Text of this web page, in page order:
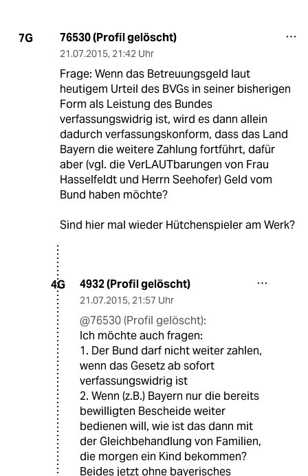
7G 76530 (Profil gelöscht)
21.07.2015, 21:42 Uhr
Frage: Wenn das Betreuungsgeld laut
heutigem Urteil des BVGs in seiner bisherigen
Form als Leistung des Bundes
verfassungswidrig ist, wird es dann allein
dadurch verfassungskonform, dass das Land
Bayern die weitere Zahlung fortführt, dafür
aber (vgl. die VerLAUTbarungen von Frau
Hasselfeldt und Herrn Seehofer) Geld vom
Bund haben möchte?
Sind hier mal wieder Hütchenspieler am Werk?
4G 4932 (Profil gelöscht)
21.07.2015, 21:57 Uhr
@76530 (Profil gelöscht):
Ich möchte auch fragen:
1. Der Bund darf nicht weiter zahlen,
wenn das Gesetz ab sofort
verfassungswidrig ist
2. Wenn (z.B.) Bayern nur die bereits
bewilligten Bescheide weiter
bedienen will, wie ist das dann mit
der Gleichbehandlung von Familien,
die morgen ein Kind bekommen?
Beides jetzt ohne bayerisches